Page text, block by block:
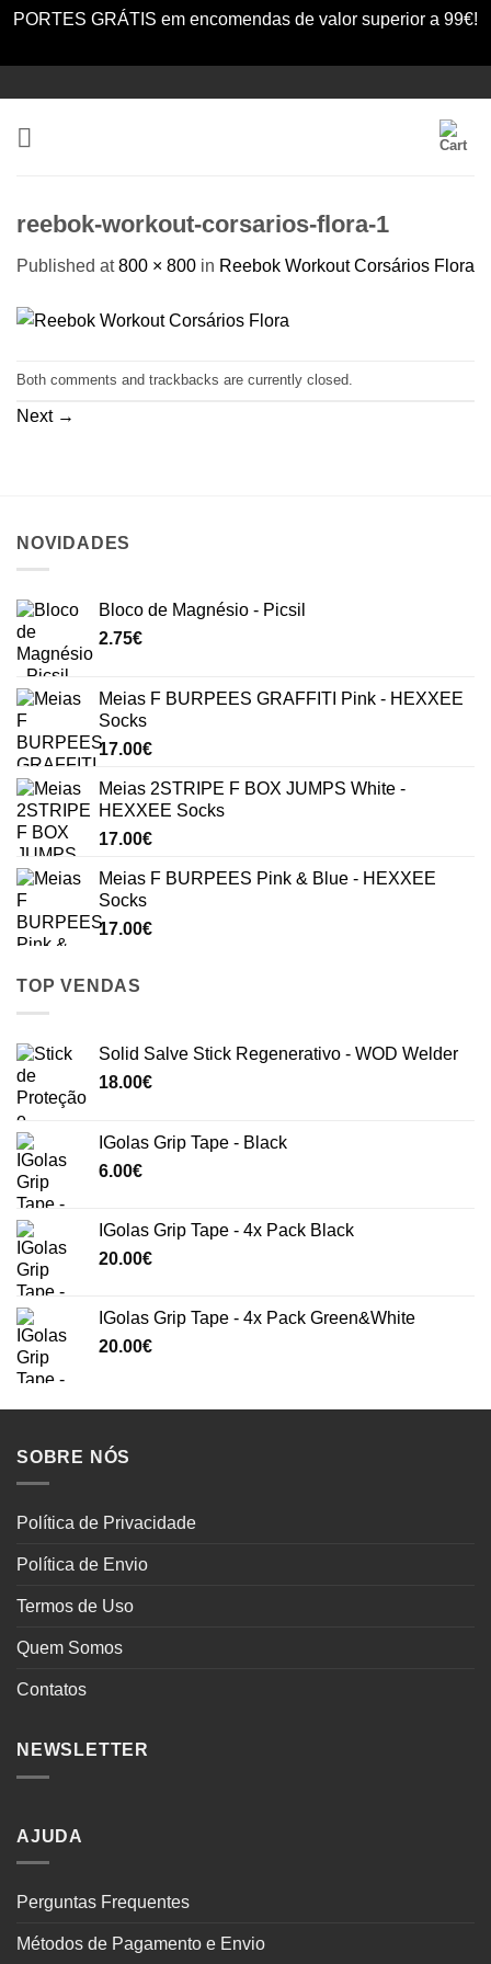
PORTES GRÁTIS em encomendas de valor superior a 99€!
content
reebok-workout-corsarios-flora-1
Published at800 × 800 in Reebok Workout Corsários Flora
Both comments and trackbacks are currently closed.
Next →
NOVIDADES
Bloco de Magnésio - Picsil
2.75€
Meias F BURPEES GRAFFITI Pink - HEXXEE
Socks
17.00€
Meias 2STRIPE F BOX JUMPS White -
HEXXEE Socks
17.00€
Meias F BURPEES Pink & Blue - HEXXEE
Socks
17.00€
TOP VENDAS
Solid Salve Stick Regenerativo - WOD Welder
18.00€
IGolas Grip Tape - Black
6.00€
IGolas Grip Tape - 4x Pack Black
20.00€
IGolas Grip Tape - 4x Pack Green&White
20.00€
SOBRE NÓS
Política de Privacidade
Política de Envio
Termos de Uso
Quem Somos
Contatos
NEWSLETTER
AJUDA
Perguntas Frequentes
Métodos de Pagamento e Envio